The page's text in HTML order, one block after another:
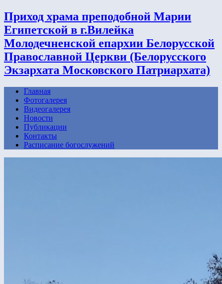
Приход храма преподобной Марии
Египетской в г.Вилейка
Молодечненской епархии Белорусской
Православной Церкви (Белорусского
Экзархата Московского Патриархата)
Главная
Фотогалерея
Видеогалерея
Новости
Публикации
Контакты
Расписание богослужений